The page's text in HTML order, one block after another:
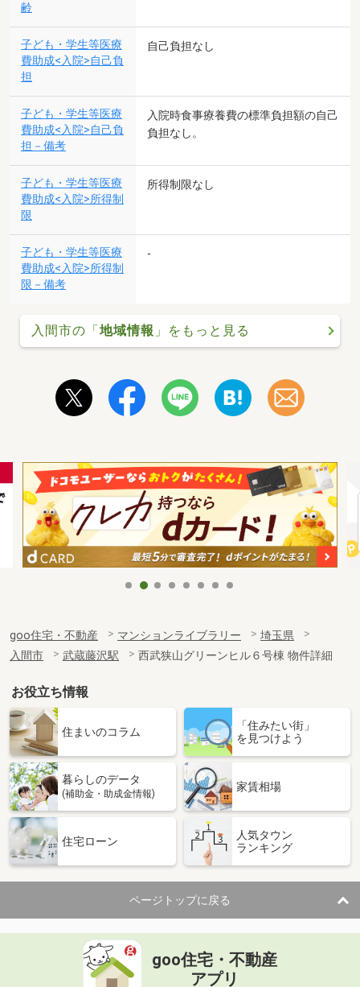
齢
子ども・学生等医療
費助成<入院>自己負
担
自己負担なし
子ども・学生等医療
費助成<入院>自己負
担－備考
入院時食事療養費の標準負担額の自己
負担なし。
子ども・学生等医療
費助成<入院>所得制
限
所得制限なし
子ども・学生等医療
費助成<入院>所得制
限－備考
-
入間市の「地域情報 」をもっと見る
goo住宅・不動産 マンションライブラリー
埼玉県
入間市
武蔵藤沢駅 西武狭山グリーンヒル６号棟 物件詳細
お役立ち情報
住まいのコラム
「住みたい街」
を見つけよう
暮らしのデータ
(補助金・助成金情報)
家賃相場
住宅ローン
人気タウン
ランキング
ページトップに戻る
goo住宅・不動産
アプリ